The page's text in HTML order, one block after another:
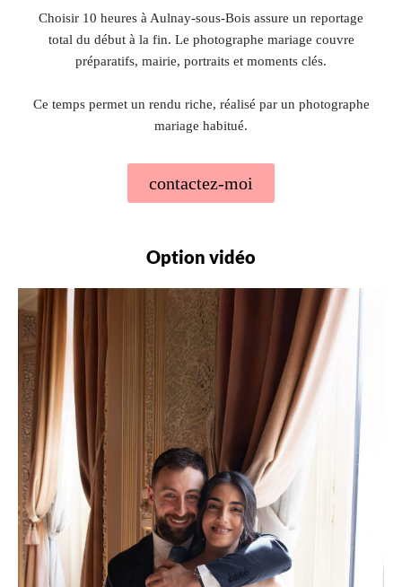
Choisir 10 heures à Aulnay-sous-Bois assure un reportage
total du début à la fin. Le photographe mariage couvre
préparatifs, mairie, portraits et moments clés.
Ce temps permet un rendu riche, réalisé par un photographe
mariage habitué.
contactez-moi
Option vidéo